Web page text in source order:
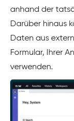
anhand der
Darüber hinaus
Daten aus
Formular, Ihrer
verwenden.